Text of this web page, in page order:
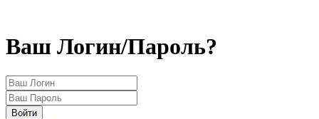
Ваш Логин/Пароль?